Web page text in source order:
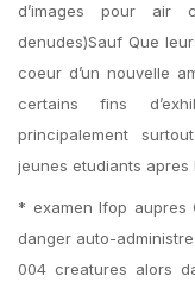
d’images pour air
denudes)Sauf Que
coeur d’un nouvelle
certains fins
principalement
jeunes etudiants apres
* examen Ifop aupres
danger auto-
004 creatures alors